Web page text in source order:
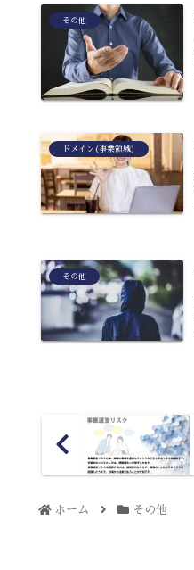
その他
ドメイン(事業領域)
その他
ホーム その他